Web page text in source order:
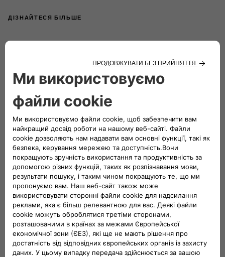
ДІЗНАЙТЕСЯ БІЛЬШЕ
Легке заряджання в дорозі
Задовольняйте свої потреби в заряджанні в дорозі, в
будь-який час і в будь-якому місці, з Free2Move
charge go